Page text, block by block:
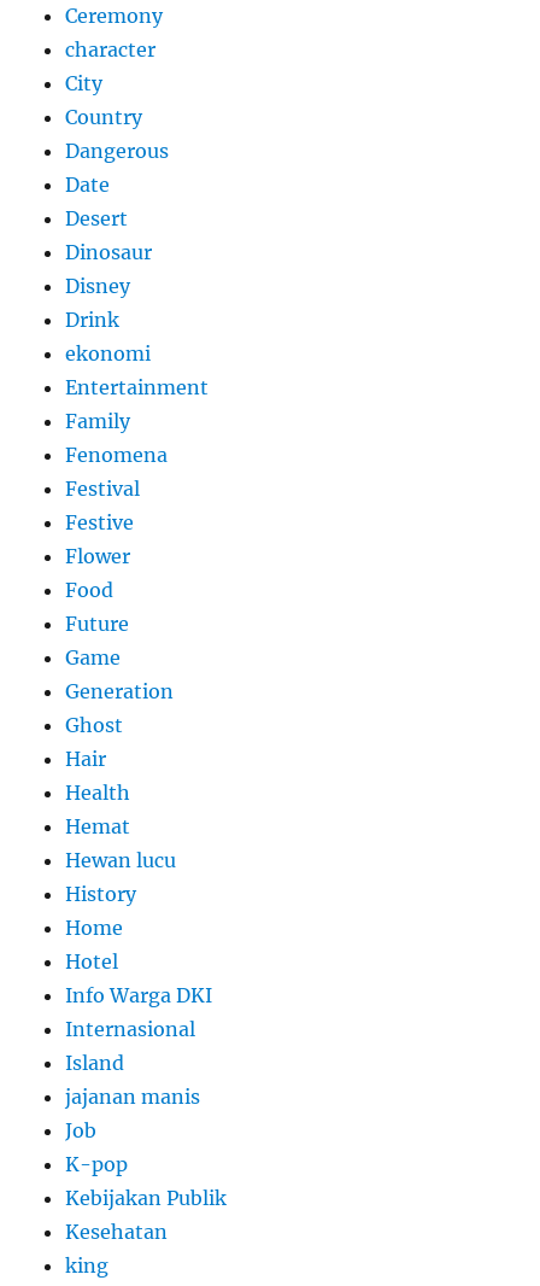
Ceremony
character
City
Country
Dangerous
Date
Desert
Dinosaur
Disney
Drink
ekonomi
Entertainment
Family
Fenomena
Festival
Festive
Flower
Food
Future
Game
Generation
Ghost
Hair
Health
Hemat
Hewan lucu
History
Home
Hotel
Info Warga DKI
Internasional
Island
jajanan manis
Job
K-pop
Kebijakan Publik
Kesehatan
king